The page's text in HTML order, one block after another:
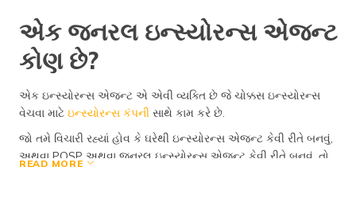
એક જનરલ ઇન્સ્યોરન્સ એજન્ટ
કોણ છે?
એક ઇન્સ્યોરન્સ એજન્ટ એ એવી વ્યક્તિ છે જે ચોક્કસ ઇન્સ્યોરન્સ
વેચવા માટે ઇન્સ્યોરન્સ કંપની સાથે કામ કરે છે.
જો તમે વિચારી રહ્યાં હોવ કે ઘરેથી ઇન્સ્યોરન્સ એજન્ટ કેવી રીતે બનવું,
અથવા POSP અથવા જનરલ ઇન્સ્યોરન્સ એજન્ટ કેવી રીતે બનવું, તો
READ MORE